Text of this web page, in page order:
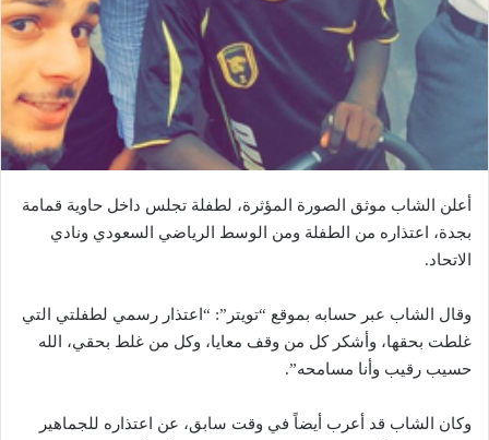
أعلن الشاب موثق الصورة المؤثرة، لطفلة تجلس داخل حاوية قمامة
بجدة، اعتذاره من الطفلة ومن الوسط الرياضي السعودي ونادي
الاتحاد.
وقال الشاب عبر حسابه بموقع “تويتر”: “اعتذار رسمي لطفلتي التي
غلطت بحقها، وأشكر كل من وقف معايا، وكل من غلط بحقي، الله
حسيب رقيب وأنا مسامحه”.
وكان الشاب قد أعرب أيضاً في وقت سابق، عن اعتذاره للجماهير